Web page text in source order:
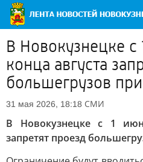
В Новокузнецке
конца августа
большегрузов
31 мая 2026, 18:18 СМИ
В Новокузнецке с 1
запретят проезд